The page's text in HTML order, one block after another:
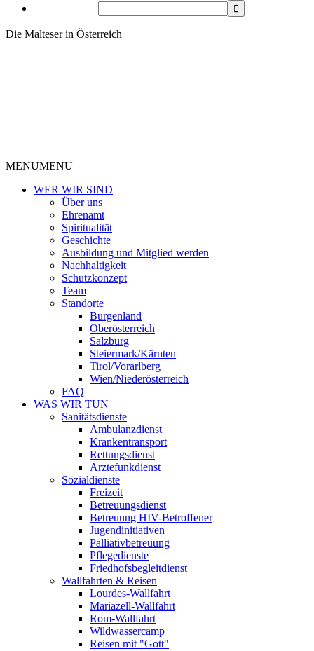
Die Malteser in Österreich
MENUMENU
WER WIR SIND
Über uns
Ehrenamt
Spiritualität
Geschichte
Ausbildung und Mitglied werden
Nachhaltigkeit
Schutzkonzept
Team
Standorte
Burgenland
Oberösterreich
Salzburg
Steiermark/Kärnten
Tirol/Vorarlberg
Wien/Niederösterreich
FAQ
WAS WIR TUN
Sanitätsdienste
Ambulanzdienst
Krankentransport
Rettungsdienst
Ärztefunkdienst
Sozialdienste
Freizeit
Betreuungsdienst
Betreuung HIV-Betroffener
Jugendinitiativen
Palliativbetreuung
Pflegedienste
Friedhofsbegleitdienst
Wallfahrten & Reisen
Lourdes-Wallfahrt
Mariazell-Wallfahrt
Rom-Wallfahrt
Wildwassercamp
Reisen mit "Gott"